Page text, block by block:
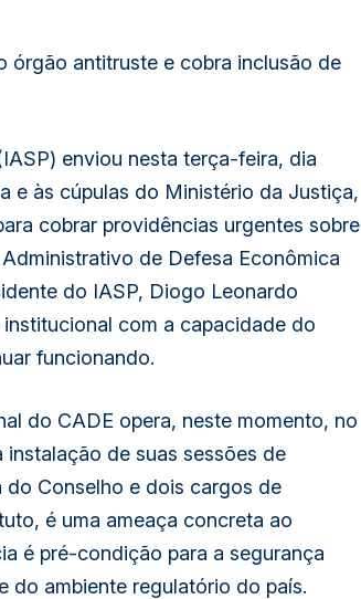
órgão antitruste e cobra inclusão de
enviou nesta terça-feira, dia
e às cúpulas do Ministério da Justiça,
cobrar providências urgentes sobre
de Defesa Econômica
do IASP, Diogo Leonardo
com a capacidade do
funcionando.
do CADE opera, neste momento, no
de suas sessões de
do Conselho e dois cargos de
é uma ameaça concreta ao
é pré-condição para a segurança
do ambiente regulatório do país.